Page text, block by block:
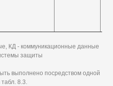
КД - коммуникационные данные
защиты
выполнено посредством одной
8.3.